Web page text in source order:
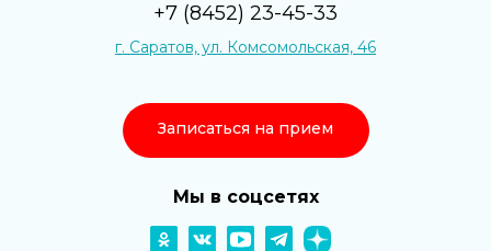
+7 (8452) 23-45-33
г. Саратов, ул. Комсомольская, 46
Записаться на прием
Мы в соцсетях